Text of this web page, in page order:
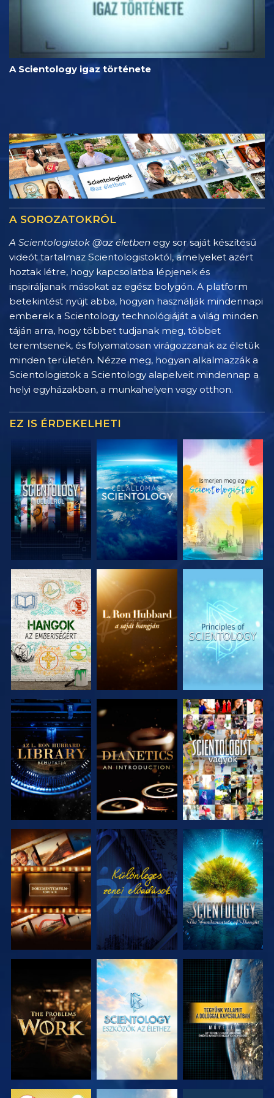
A Scientology igaz története
A SOROZATOKRÓL
A Scientologistok @az életben egy sor saját készítésű
videót tartalmaz Scientologistoktól, amelyeket azért
hoztak létre, hogy kapcsolatba lépjenek és
inspiráljanak másokat az egész bolygón. A platform
betekintést nyújt abba, hogyan használják mindennapi
emberek a Scientology technológiáját a világ minden
táján arra, hogy többet tudjanak meg, többet
teremtsenek, és folyamatosan virágozzanak az életük
minden területén. Nézze meg, hogyan alkalmazzák a
Scientologistok a Scientology alapelveit mindennap a
helyi egyházakban, a munkahelyen vagy otthon.
EZ IS ÉRDEKELHETI
A SOROZAT
RÉSZEI
A SOROZAT
RÉSZEI
A SOROZAT
RÉSZEI
A SOROZAT
RÉSZEI
A SOROZAT
RÉSZEI
MŰSORNÉZÉS
A SOROZAT
RÉSZEI
MŰSORNÉZÉS
A SOROZAT
RÉSZEI
A SOROZAT
RÉSZEI
A SOROZAT
RÉSZEI
MŰSORNÉZÉS